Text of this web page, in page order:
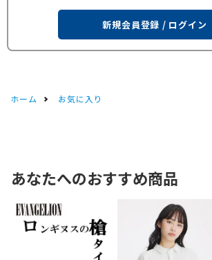
新規会員登録 / ログイン
ホーム お気に入り